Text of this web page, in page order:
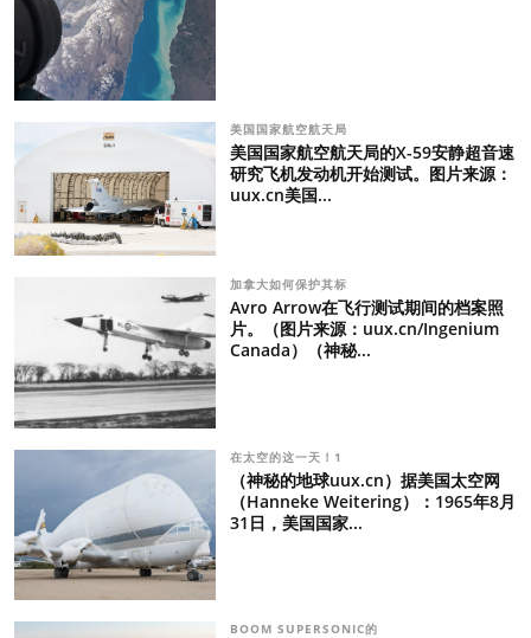
美国国家航空航天局
美国国家航空航天局的X-59安静超音速
研究飞机发动机开始测试。图片来源：
uux.cn美国...
加拿大如何保护其标
Avro Arrow在飞行测试期间的档案照
片。（图片来源：uux.cn/Ingenium
Canada）（神秘...
在太空的这一天！1
（神秘的地球uux.cn）据美国太空网
（Hanneke Weitering）：1965年8月
31日，美国国家...
BOOM SUPERSONIC的